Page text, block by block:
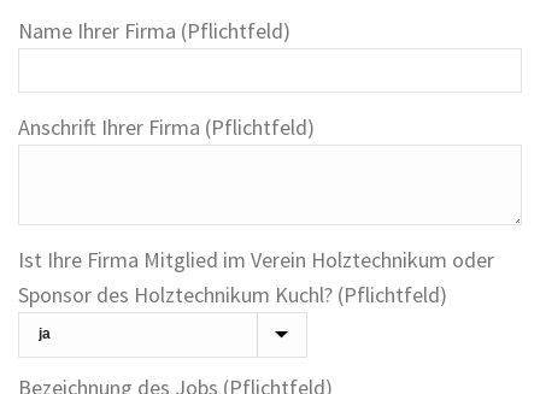
Name Ihrer Firma (Pflichtfeld)
Anschrift Ihrer Firma (Pflichtfeld)
Ist Ihre Firma Mitglied im Verein Holztechnikum oder
Sponsor des Holztechnikum Kuchl? (Pflichtfeld)
Bezeichnung des Jobs (Pflichtfeld)